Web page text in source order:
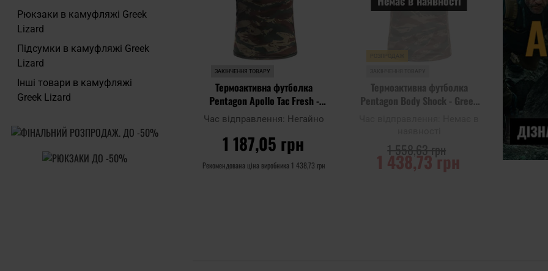
Рюкзаки в камуфляжі Greek
Lizard
Підсумки в камуфляжі Greek
Lizard
Інші товари в камуфляжі
Greek Lizard
ЗАКІНЧЕННЯ ТОВАРУ
Термоактивна футболка
Pentagon Apollo Tac Fresh -
Greek Lizard
Час відправлення: Негайно
1 187,05 грн
Рекомендована ціна виробника 1 438,73 грн
РОЗПРОДАЖ
Термоактивна футболка
Pentagon Body Shock - Greek
1 438,73 грн
1 558,63 грн